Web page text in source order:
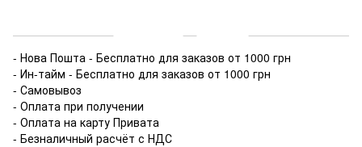
- Нова Пошта - Бесплатно для заказов от 1000 грн
- Ин-тайм - Бесплатно для заказов от 1000 грн
- Самовывоз
- Оплата при получении
- Оплата на карту Привата
- Безналичный расчёт с НДС